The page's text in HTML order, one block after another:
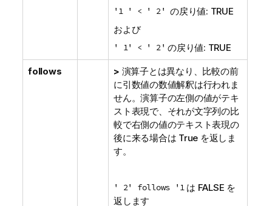
'1 ' < ' 2' の戻り値: TRUE
および
' 1' < ' 2' の戻り値: TRUE
follows > 演算子とは異なり、比較の前
に引数値の数値解釈は行われま
せん。演算子の左側の値がテキ
スト表現で、それが文字列の比
較で右側の値のテキスト表現の
後に来る場合は True を返しま
す。
' 2' follows '1は FALSE を
返します